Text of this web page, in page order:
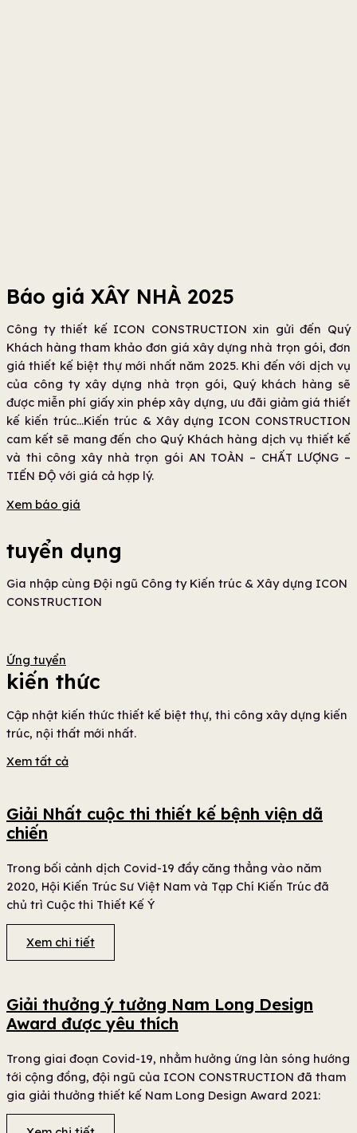
Báo giá XÂY NHÀ 2025
Công ty thiết kế ICON CONSTRUCTION xin gửi đến Quý
Khách hàng tham khảo đơn giá xây dựng nhà trọn gói, đơn
giá thiết kế biệt thự mới nhất năm 2025. Khi đến với dịch vụ
của công ty xây dựng nhà trọn gói, Quý khách hàng sẽ
được miễn phí giấy xin phép xây dựng, ưu đãi giảm giá thiết
kế kiến trúc…Kiến trúc & Xây dựng ICON CONSTRUCTION
cam kết sẽ mang đến cho Quý Khách hàng dịch vụ thiết kế
và thi công xây nhà trọn gói AN TOÀN – CHẤT LƯỢNG –
TIẾN ĐỘ với giá cả hợp lý.
Xem báo giá
tuyển dụng
Gia nhập cùng Đội ngũ Công ty Kiến trúc & Xây dựng ICON
CONSTRUCTION
Ứng tuyển
kiến thức
Cập nhật kiến thức thiết kế biệt thự, thi công xây dựng kiến
trúc, nội thất mới nhất.
Xem tất cả
Giải Nhất cuộc thi thiết kế bệnh viện dã
chiến
Trong bối cảnh dịch Covid-19 đầy căng thẳng vào năm
2020, Hội Kiến Trúc Sư Việt Nam và Tạp Chí Kiến Trúc đã
chủ trì Cuộc thi Thiết Kế Ý
Xem chi tiết
Giải thưởng ý tưởng Nam Long Design
Award được yêu thích
Trong giai đoạn Covid-19, nhằm hưởng ứng làn sóng hướng
tới cộng đồng, đội ngũ của ICON CONSTRUCTION đã tham
gia giải thưởng thiết kế Nam Long Design Award 2021: